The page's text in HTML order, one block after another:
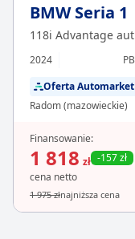
BMW Seria 1
118i Advantage aut
2024 PB
Oferta Automarket
Radom (mazowieckie)
Finansowanie:
1 818 zł -157 zł
cena netto
1 975 złnajniższa cena